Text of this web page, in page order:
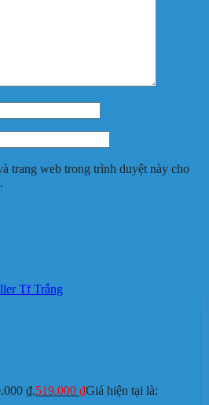
trang web trong trình duyệt này cho
₫.519.000 ₫Giá hiện tại là: